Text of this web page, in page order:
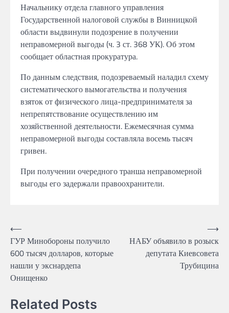
Начальнику отдела главного управления
Государственной налоговой службы в Винницкой
области выдвинули подозрение в получении
неправомерной выгоды (ч. 3 ст. 368 УК). Об этом
сообщает областная прокуратура.
По данным следствия, подозреваемый наладил схему
систематического вымогательства и получения
взяток от физического лица-предпринимателя за
непрепятствование осуществлению им
хозяйственной деятельности. Ежемесячная сумма
неправомерной выгоды составляла восемь тысяч
гривен.
При получении очередного транша неправомерной
выгоды его задержали правоохранители.
Навігація
записів
⟵
ГУР Минобороны получило
600 тысяч долларов, которые
нашли у экснардепа
Онищенко
НАБУ объявило в розыск
депутата Киевсовета
Трубицина
⟶
Related Posts